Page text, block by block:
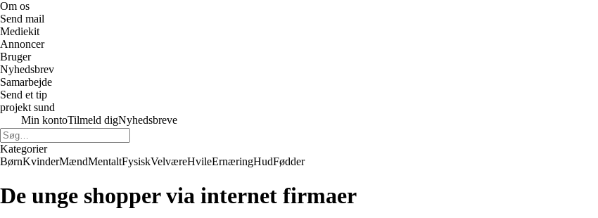
Om os
Send mail
Mediekit
Annoncer
Bruger
Nyhedsbrev
Samarbejde
Send et tip
projekt sund
Min kontoTilmeld digNyhedsbreve
Kategorier
BørnKvinderMændMentaltFysiskVelværeHvileErnæringHudFødder
De unge shopper via internet firmaer